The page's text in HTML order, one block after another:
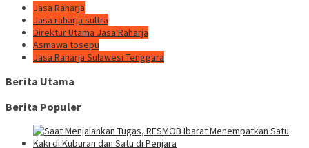
Jasa Raharja
Jasa raharja sultra
Direktur Utama Jasa Raharja
Asmawa tosepu
Jasa Raharja Sulawesi Tenggara
Berita Utama
Berita Populer